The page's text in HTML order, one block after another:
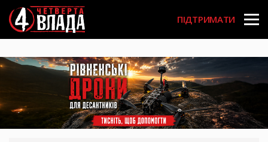
Перейти
до
основного
вмісту
User
account
menu
ПІДТРИМАТИ